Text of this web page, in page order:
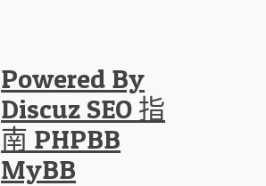
Powered By
Discuz SEO 指
南 PHPBB
MyBB